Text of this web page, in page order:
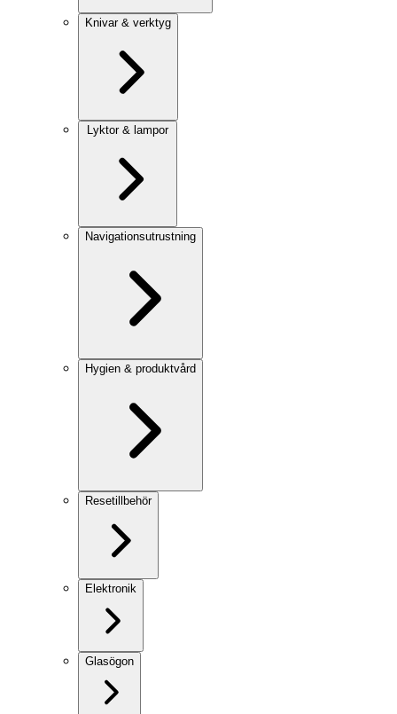
Knivar & verktyg
Lyktor & lampor
Navigationsutrustning
Hygien & produktvård
Resetillbehör
Elektronik
Glasögon